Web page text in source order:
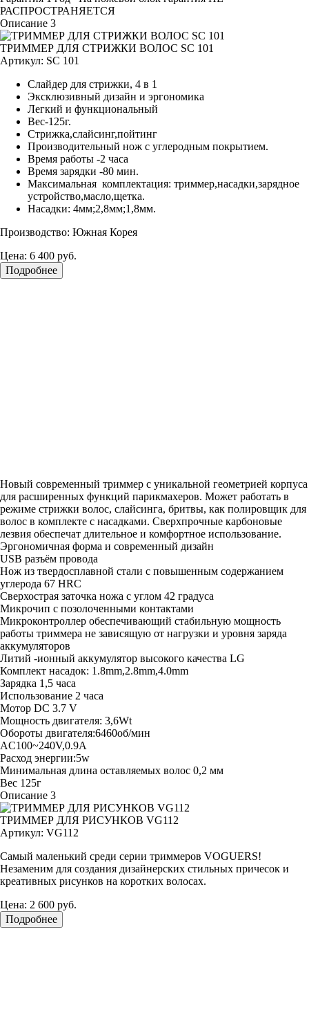
РАСПРОСТРАНЯЕТСЯ
Описание 3
ТРИММЕР ДЛЯ СТРИЖКИ ВОЛОС SC 101
Артикул: SC 101
Слайдер для стрижки, 4 в 1
Эксклюзивный дизайн и эргономика
Легкий и функциональный
Вес-125г.
Стрижка,слайсинг,пойтинг
Производительный нож с углеродным покрытием.
Время работы -2 часа
Время зарядки -80 мин.
Максимальная комплектация: триммер,насадки,зарядное
устройство,масло,щетка.
Насадки: 4мм;2,8мм;1,8мм.
Производство: Южная Корея
Цена: 6 400 руб.
Подробнее
Новый современный триммер с уникальной геометрией корпуса
для расширенных функций парикмахеров. Может работать в
режиме стрижки волос, слайсинга, бритвы, как полировщик для
волос в комплекте с насадками. Сверхпрочные карбоновые
лезвия обеспечат длительное и комфортное использование.
Эргономичная форма и современный дизайн
USB разъём провода
Нож из твердосплавной стали с повышенным содержанием
углерода 67 HRC
Сверхострая заточка ножа с углом 42 градуса
Микрочип с позолоченными контактами
Микроконтроллер обеспечивающий стабильную мощность
работы триммера не зависящую от нагрузки и уровня заряда
аккумуляторов
Литий -ионный аккумулятор высокого качества LG
Комплект насадок: 1.8mm,2.8mm,4.0mm
Зарядка 1,5 часа
Использование 2 часа
Мотор DC 3.7 V
Мощность двигателя: 3,6Wt
Обороты двигателя:6460об/мин
AC100~240V,0.9A
Расход энергии:5w
Минимальная длина оставляемых волос 0,2 мм
Вес 125г
Описание 3
ТРИММЕР ДЛЯ РИСУНКОВ VG112
Артикул: VG112
Самый маленький среди серии триммеров VOGUERS!
Незаменим для создания дизайнерских стильных причесок и
креативных рисунков на коротких волосах.
Цена: 2 600 руб.
Подробнее